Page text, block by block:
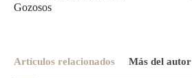
Gozosos
Artículos relacionados Más del autor